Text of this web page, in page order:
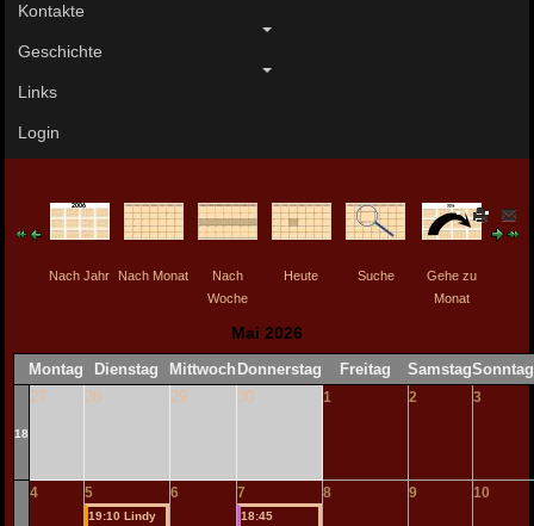
Kontakte
Geschichte
Links
Login
Nach Jahr Nach Monat
Nach
Woche
Heute Suche
Gehe zu
Monat
Mai 2026
Montag Dienstag Mittwoch Donnerstag Freitag SamstagSonntag
18
27 28 29 30 1 2 3
4 5
19:10 Lindy
6 7
18:45
8 9 10